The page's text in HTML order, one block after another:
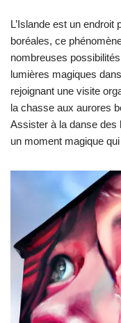
L’Islande est un
boréales, ce
nombreuses
lumières magiques
rejoignant une visite
la chasse aux aurores
Assister à la danse des
un moment magique